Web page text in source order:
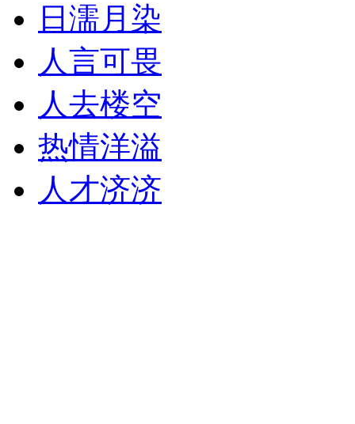
日濡月染
人言可畏
人去楼空
热情洋溢
人才济济